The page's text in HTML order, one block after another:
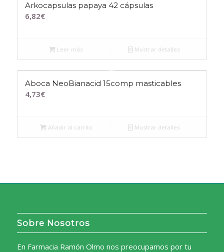
Arkocapsulas papaya 42 cápsulas
6,82€
Leer más Mostrar detalles
Aboca NeoBianacid 15comp masticables
4,73€
Añadir al carrito Mostrar detalles
Sobre Nosotros
En Farmacia Ramón Olmo nos preocupamos por tu